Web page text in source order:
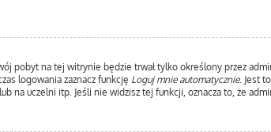
pobyt na tej witrynie będzie trwał tylko określony przez
logowania zaznacz funkcję Loguj mnie automatycznie. Jest
uczelni itp. Jeśli nie widzisz tej funkcji, oznacza to, że